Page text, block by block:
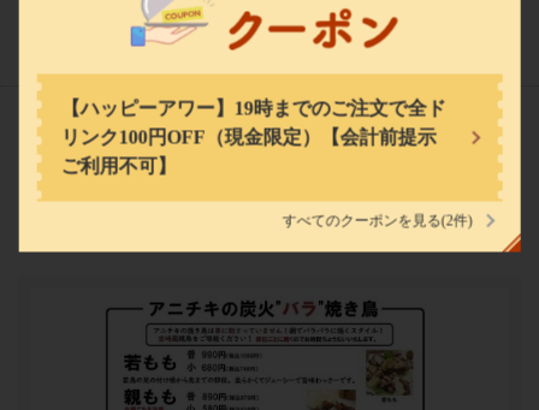
【ハッピーアワー】19時までのご注文で全ド
リンク100円OFF（現金限定）【会計前提示
ご利用不可】
すべてのクーポンを見る(2件)
料理
https://anichiki.owst.jp/
お店情報をコピー